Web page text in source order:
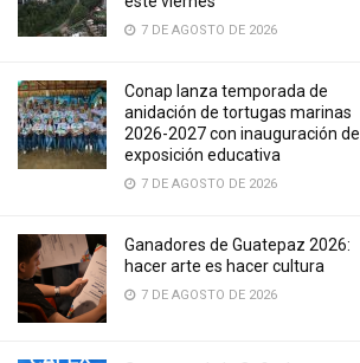
7 DE AGOSTO DE 2026
Conap lanza temporada de
anidación de tortugas marinas
2026-2027 con inauguración de
exposición educativa
7 DE AGOSTO DE 2026
Ganadores de Guatepaz 2026:
hacer arte es hacer cultura
7 DE AGOSTO DE 2026